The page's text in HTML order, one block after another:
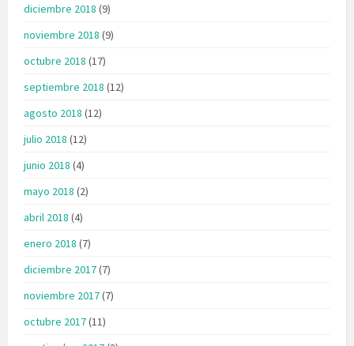
diciembre 2018 (9)
noviembre 2018 (9)
octubre 2018 (17)
septiembre 2018 (12)
agosto 2018 (12)
julio 2018 (12)
junio 2018 (4)
mayo 2018 (2)
abril 2018 (4)
enero 2018 (7)
diciembre 2017(7)
noviembre 2017(7)
octubre 2017(11)